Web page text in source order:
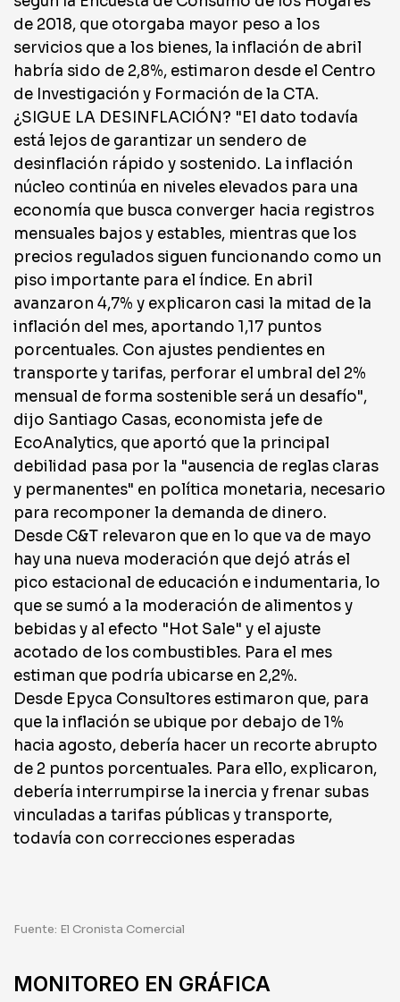
de 2018, que otorgaba mayor peso a los
servicios que a los bienes, la inflación de abril
habría sido de 2,8%, estimaron desde el Centro
de Investigación y Formación de la CTA.
¿SIGUE LA DESINFLACIÓN? "El dato todavía
está lejos de garantizar un sendero de
desinflación rápido y sostenido. La inflación
núcleo continúa en niveles elevados para una
economía que busca converger hacia registros
mensuales bajos y estables, mientras que los
precios regulados siguen funcionando como un
piso importante para el índice. En abril
avanzaron 4,7% y explicaron casi la mitad de la
inflación del mes, aportando 1,17 puntos
porcentuales. Con ajustes pendientes en
transporte y tarifas, perforar el umbral del 2%
mensual de forma sostenible será un desafío",
dijo Santiago Casas, economista jefe de
EcoAnalytics, que aportó que la principal
debilidad pasa por la "ausencia de reglas claras
y permanentes" en política monetaria, necesario
para recomponer la demanda de dinero.
Desde C&T relevaron que en lo que va de mayo
hay una nueva moderación que dejó atrás el
pico estacional de educación e indumentaria, lo
que se sumó a la moderación de alimentos y
bebidas y al efecto "Hot Sale" y el ajuste
acotado de los combustibles. Para el mes
estiman que podría ubicarse en 2,2%.
Desde Epyca Consultores estimaron que, para
que la inflación se ubique por debajo de 1%
hacia agosto, debería hacer un recorte abrupto
de 2 puntos porcentuales. Para ello, explicaron,
debería interrumpirse la inercia y frenar subas
vinculadas a tarifas públicas y transporte,
todavía con correcciones esperadas
Fuente: El Cronista Comercial
MONITOREO EN GRÁFICA